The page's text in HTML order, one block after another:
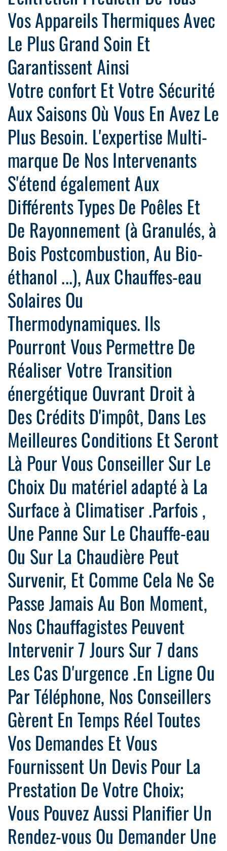
Vos Appareils Thermiques Avec
Le Plus Grand Soin Et
Garantissent Ainsi
Votre confort Et Votre Sécurité
Aux Saisons Où Vous En Avez Le
Plus Besoin. L'expertise Multi-
marque De Nos Intervenants
S'étend également Aux
Différents Types De Poêles Et
De Rayonnement (à Granulés, à
Bois Postcombustion, Au Bio-
éthanol ...), Aux Chauffes-eau
Solaires Ou
Thermodynamiques. Ils
Pourront Vous Permettre De
Réaliser Votre Transition
énergétique Ouvrant Droit à
Des Crédits D'impôt, Dans Les
Meilleures Conditions Et Seront
Là Pour Vous Conseiller Sur Le
Choix Du matériel adapté à La
Surface à Climatiser .Parfois ,
Une Panne Sur Le Chauffe-eau
Ou Sur La Chaudière Peut
Survenir, Et Comme Cela Ne Se
Passe Jamais Au Bon Moment,
Nos Chauffagistes Peuvent
Intervenir 7 Jours Sur 7 dans
Les Cas D'urgence .En Ligne Ou
Par Téléphone, Nos Conseillers
Gèrent En Temps Réel Toutes
Vos Demandes Et Vous
Fournissent Un Devis Pour La
Prestation De Votre Choix;
Vous Pouvez Aussi Planifier Un
Rendez-vous Ou Demander Une